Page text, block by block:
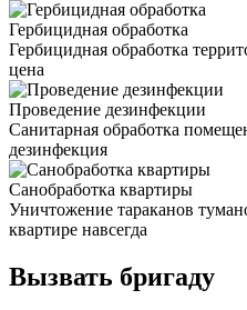
Гербицидная обработка
Гербицидная обработка
цена
Проведение дезинфекции
Санитарная обработка
дезинфекция
Санобработка квартиры
Уничтожение тараканов
квартире навсегда
Вызвать бригаду